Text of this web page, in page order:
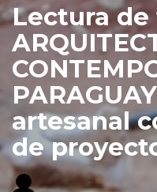
Lectura de
artesanal
de